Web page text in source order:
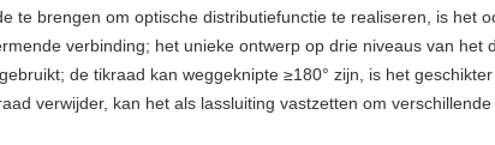
te brengen om optische distributiefunctie te realiseren, is het
verbinding; het unieke ontwerp op drie niveaus van het
de tikraad kan weggeknipte ≥180° zijn, is het
verwijder, kan het als lassluiting vastzetten om